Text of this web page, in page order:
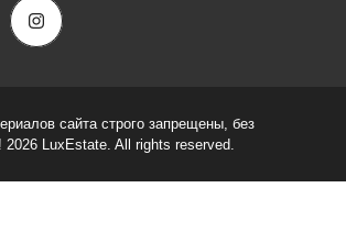
сайта строго запрещены, без
2026 LuxEstate. All rights reserved.